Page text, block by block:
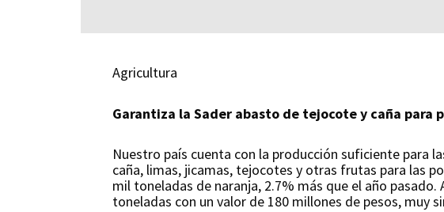
Agricultura
Garantiza la Sader abasto de tejocote y caña para
Nuestro país cuenta con la producción suficiente para
caña, limas, jicamas, tejocotes y otras frutas para las
mil toneladas de naranja, 2.7% más que el año
toneladas con un valor de 180 millones de pesos, muy